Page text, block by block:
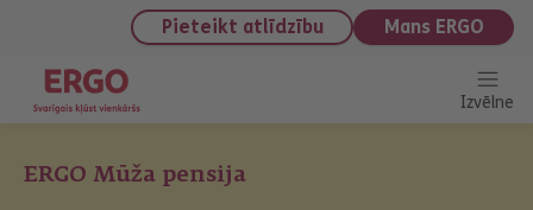
saturu
Pieteikt atlīdzību Mans ERGO
Izvēlne
ERGO Mūža pensija